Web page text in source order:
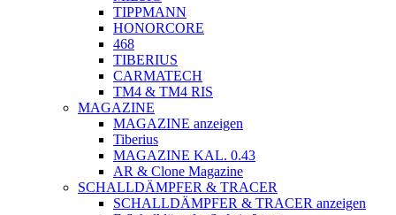
TIPPMANN
HONORCORE
468
TIBERIUS
CARMATECH
TM4 & TM4 RIS
MAGAZINE
MAGAZINE anzeigen
Tiberius
MAGAZINE KAL. 0.43
AR & Clone Magazine
SCHALLDÄMPFER & TRACER
SCHALLDÄMPFER & TRACER anzeigen